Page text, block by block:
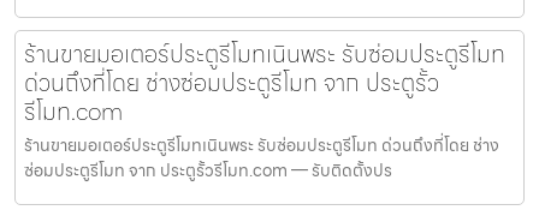
ร้านขายมอเตอร์ประตูรีโมทเนินพระ รับซ่อมประตูรีโมท
ด่วนถึงที่โดย ช่างซ่อมประตูรีโมท จาก ประตูรั้ว
รีโมท.com
ร้านขายมอเตอร์ประตูรีโมทเนินพระ รับซ่อมประตูรีโมท ด่วนถึงที่โดย ช่าง
ซ่อมประตูรีโมท จาก ประตูรั้วรีโมท.com — รับติดตั้งปร